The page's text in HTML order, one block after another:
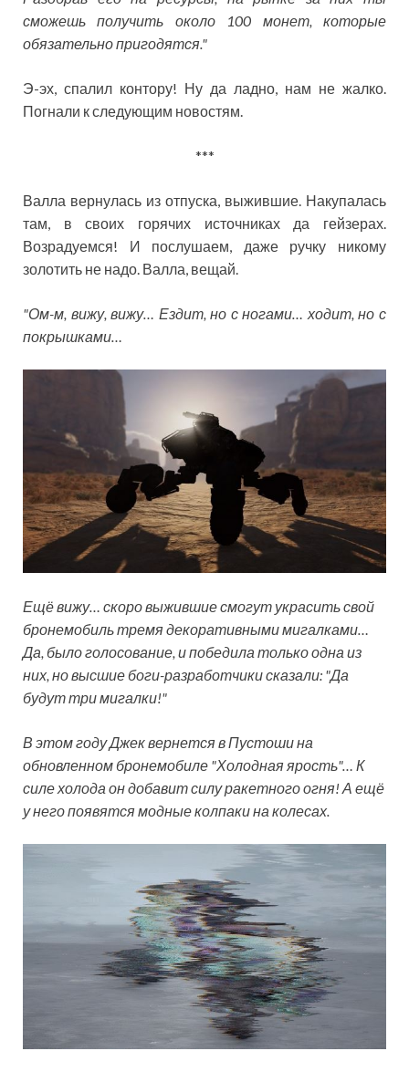
сможешь получить около 100 монет, которые
обязательно пригодятся."
Э-эх, спалил контору! Ну да ладно, нам не жалко.
Погнали к следующим новостям.
***
Валла вернулась из отпуска, выжившие. Накупалась
там, в своих горячих источниках да гейзерах.
Возрадуемся! И послушаем, даже ручку никому
золотить не надо. Валла, вещай.
"Ом-м, вижу, вижу… Ездит, но с ногами… ходит, но с
покрышками…
Ещё вижу… скоро выжившие смогут украсить свой
бронемобиль тремя декоративными мигалками…
Да, было голосование, и победила только одна из
них, но высшие боги-разработчики сказали: "Да
будут три мигалки!"
В этом году Джек вернется в Пустоши на
обновленном бронемобиле "Холодная ярость"… К
силе холода он добавит силу ракетного огня! А ещё
у него появятся модные колпаки на колесах.​